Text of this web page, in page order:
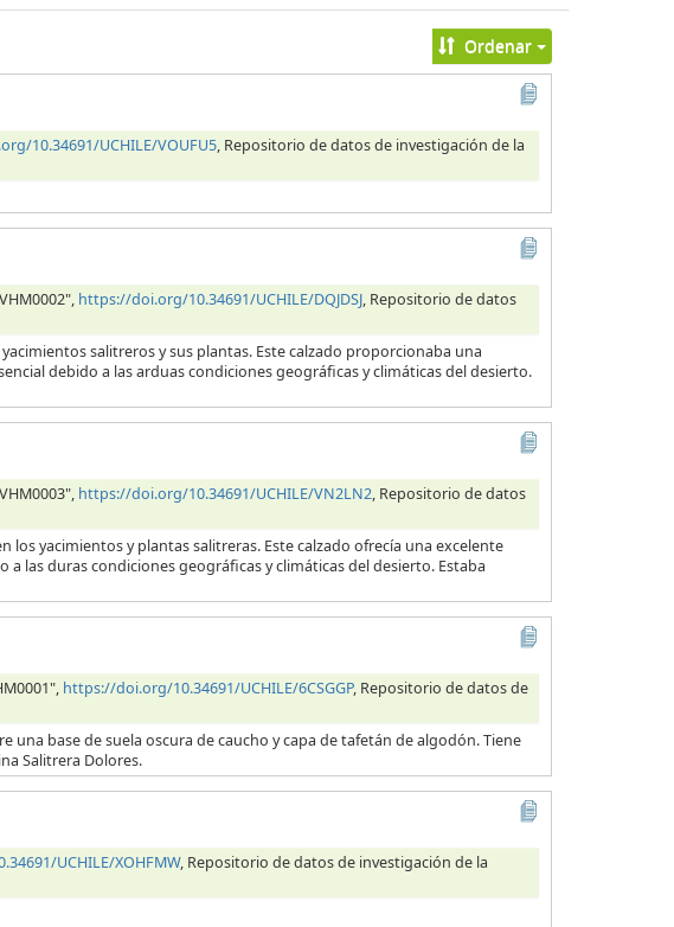
Ordenar
10.34691/UCHILE/VOUFU5, Repositorio de datos de investigación de la
https://doi.org/10.34691/UCHILE/DQJDSJ, Repositorio de datos
salitreros y sus plantas. Este calzado proporcionaba una
debido a las arduas condiciones geográficas y climáticas del desierto.
https://doi.org/10.34691/UCHILE/VN2LN2, Repositorio de datos
yacimientos y plantas salitreras. Este calzado ofrecía una excelente
las duras condiciones geográficas y climáticas del desierto. Estaba
https://doi.org/10.34691/UCHILE/6CSGGP, Repositorio de datos de
base de suela oscura de caucho y capa de tafetán de algodón. Tiene
Salitrera Dolores.
UCHILE/XOHFMW, Repositorio de datos de investigación de la